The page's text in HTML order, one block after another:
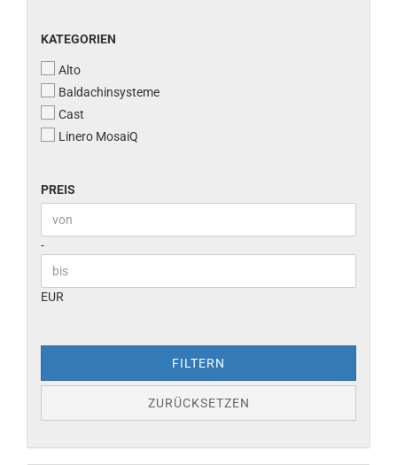
KATEGORIEN
KATEGORIEN
Alto
Baldachinsysteme
Cast
Linero MosaiQ
PREIS
PREIS
Preis bis
-
EUR
FILTERN
ZURÜCKSETZEN